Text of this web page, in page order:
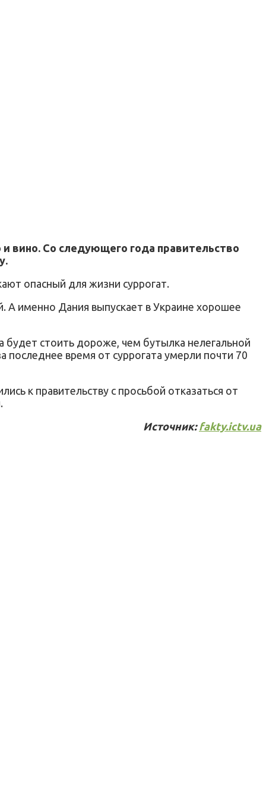
вино. Со следующего года правительство
опасный для жизни суррогат.
А именно Дания выпускает в Украине хорошее
будет стоить дороже, чем бутылка нелегальной
время от суррогата умерли почти 70
к правительству с просьбой отказаться от
Источник: fakty.ictv.ua